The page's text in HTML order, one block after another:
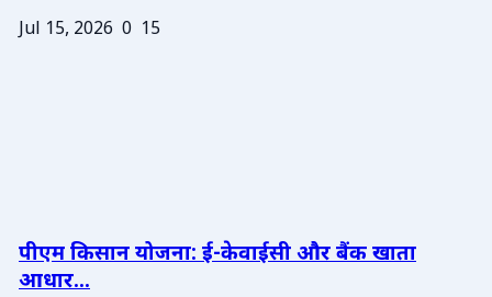
Jul 15, 2026 0 15
पीएम किसान योजना: ई-केवाईसी और बैंक खाता
आधार...